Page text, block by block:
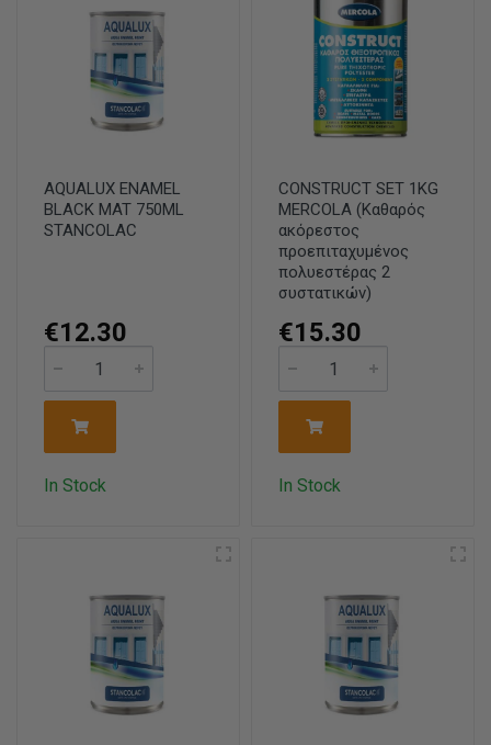
AQUALUX ENAMEL
BLACK MAT 750ML
STANCOLAC
€12.30
In Stock
CONSTRUCT SET 1KG
MERCOLA (Καθαρός
ακόρεστος
προεπιταχυμένος
πολυεστέρας 2
συστατικών)
€15.30
In Stock